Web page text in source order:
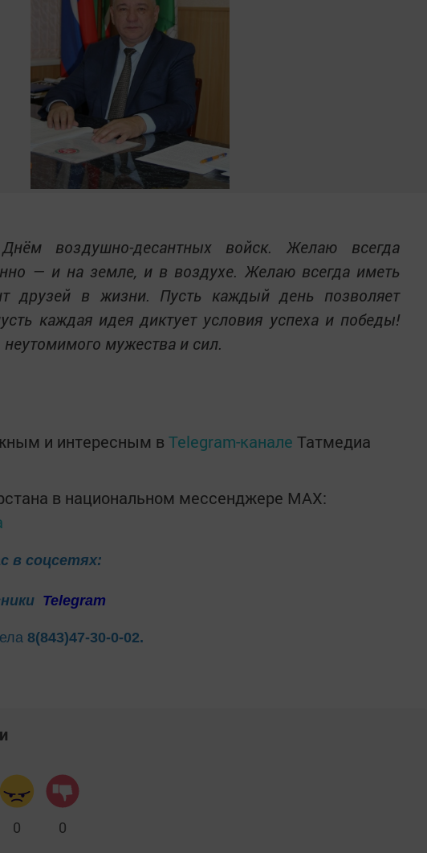
воздушно-десантных войск. Желаю всегда
— и на земле, и в воздухе. Желаю всегда иметь
друзей в жизни. Пусть каждый день позволяет
каждая идея диктует условия успеха и победы!
мужества и сил.
и интересным в Telegram-канале Татмедиа
в национальном мессенджере MАХ:
в соцсетях:
Telegram
8(843)47-30-0-02.
0 0